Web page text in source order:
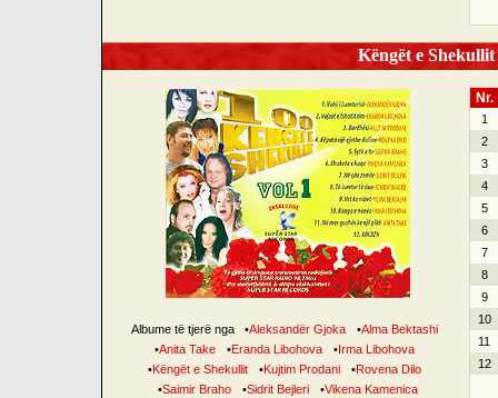
Këngët e
Albume të tjerë nga •Aleksandër Gjoka •Alma Bektashi
•Anita Take •Eranda Libohova •Irma Libohova
•Këngët e Shekullit •Kujtim Prodani •Rovena Dilo
•Saimir Braho •Sidrit Bejleri •Vikena Kamenica
Nr.
1
2
3
4
5
6
7
8
9
10
11
12